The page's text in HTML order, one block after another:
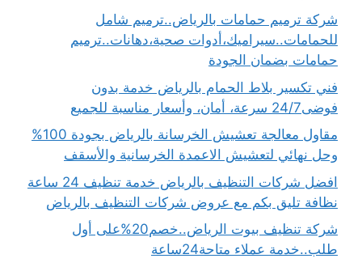
شركة ترميم حمامات بالرياض..ترميم شامل
للحمامات..سيراميك،أدوات صحية،دهانات..ترميم
حمامات بضمان الجودة
فني تكسير بلاط الحمام بالرياض خدمة بدون
فوضى24/7 سرعة، أمان، وأسعار مناسبة للجميع
مقاول معالجة تعشيش الخرسانة بالرياض بجودة 100%
وحل نهائي لتعشيش الاعمدة الخرسانية والأسقف
افضل شركات التنظيف بالرياض خدمة تنظيف 24 ساعة
نظافة تليق بكم مع عروض شركات التنظيف بالرياض
شركة تنظيف بيوت الرياض..خصم20%على أول
طلب..خدمة عملاء متاحة24ساعة